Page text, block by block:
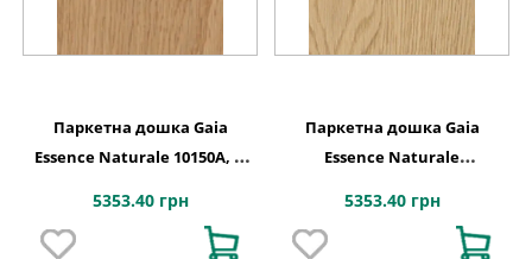
Паркетна дошка Gaia
Essence Naturale 10150A, 1-
5353.40 грн
Паркетна дошка Gaia
Essence Naturale
5353.40 грн